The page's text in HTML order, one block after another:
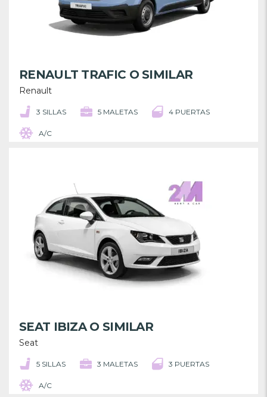
RENAULT TRAFIC O SIMILAR
Renault
3 SILLAS 5 MALETAS 4 PUERTAS
A/C
SEAT IBIZA O SIMILAR
Seat
5 SILLAS 3 MALETAS 3 PUERTAS
A/C